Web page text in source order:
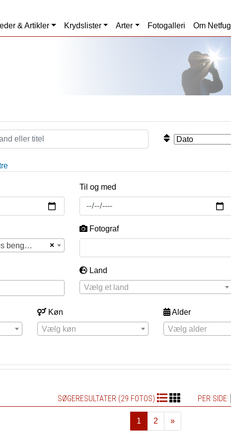
& Artikler Krydslister Arter Fotogalleri Om Netfugl
Til og med
×
Bengalterne (Thalasseus bengalensis)
Fotograf
Land
Vælg et land
Køn
Vælg køn
Alder
Vælg alder
SØGERESULTATER (29 FOTOS) PER SIDE:
1 2
»
Næste